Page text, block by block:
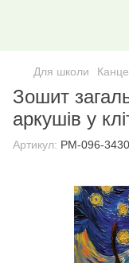
Для школи
Зошит
аркушів у
Артикул: PM-096-